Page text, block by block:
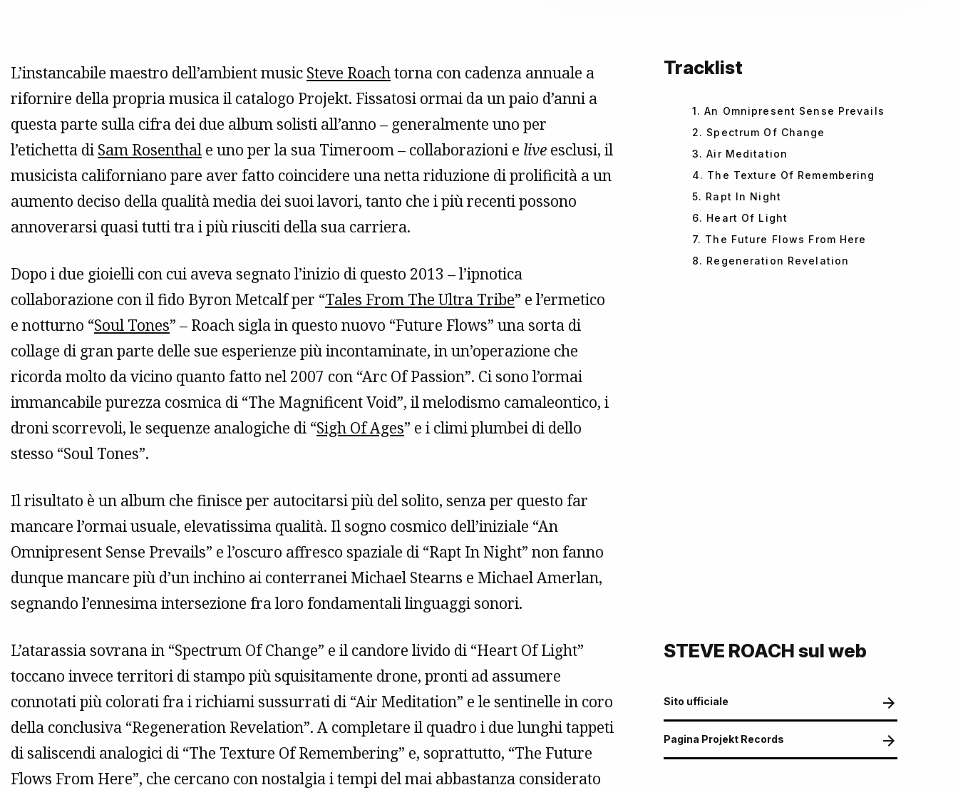
L’instancabile maestro dell’ambient music Steve Roachtorna con cadenza annuale a
rifornire della propria musica il catalogo Projekt. Fissatosi ormai da un paio d’anni a
questa parte sulla cifra dei due album solisti all’anno – generalmente uno per
l’etichetta di Sam Rosenthal e uno per la sua Timeroom – collaborazioni e live esclusi, il
musicista californiano pare aver fatto coincidere una netta riduzione di prolificità a un
aumento deciso della qualità media dei suoi lavori, tanto che i più recenti possono
annoverarsi quasi tutti tra i più riusciti della sua carriera.
Dopo i due gioielli con cui aveva segnato l’inizio di questo 2013 – l’ipnotica
collaborazione con il fido Byron Metcalf per “Tales From The Ultra Tribe” e l’ermetico
e notturno “Soul Tones” – Roach sigla in questo nuovo “Future Flows” una sorta di
collage di gran parte delle sue esperienze più incontaminate, in un’operazione che
ricorda molto da vicino quanto fatto nel 2007 con “Arc Of Passion”. Ci sono l’ormai
immancabile purezza cosmica di “The Magnificent Void”, il melodismo camaleontico, i
droni scorrevoli, le sequenze analogiche di “Sigh Of Ages” e i climi plumbei di dello
stesso “Soul Tones”.
Il risultato è un album che finisce per autocitarsi più del solito, senza per questo far
mancare l’ormai usuale, elevatissima qualità. Il sogno cosmico dell’iniziale “An
Omnipresent Sense Prevails” e l’oscuro affresco spaziale di “Rapt In Night” non fanno
dunque mancare più d’un inchino ai conterranei Michael Stearns e Michael Amerlan,
segnando l’ennesima intersezione fra loro fondamentali linguaggi sonori.
L’atarassia sovrana in “Spectrum Of Change” e il candore livido di “Heart Of Light”
toccano invece territori di stampo più squisitamente drone, pronti ad assumere
connotati più colorati fra i richiami sussurrati di “Air Meditation” e le sentinelle in coro
della conclusiva “Regeneration Revelation”. A completare il quadro i due lunghi tappeti
di saliscendi analogici di “The Texture Of Remembering” e, soprattutto, “The Future
Flows From Here”, che cercano con nostalgia i tempi del mai abbastanza considerato
Tracklist
1. An Omnipresent Sense Prevails
2. Spectrum Of Change
3. Air Meditation
4. The Texture Of Remembering
5. Rapt In Night
6. Heart Of Light
7. The Future Flows From Here
8. Regeneration Revelation
STEVE ROACH sul web
Sito ufficiale
Pagina Projekt Records